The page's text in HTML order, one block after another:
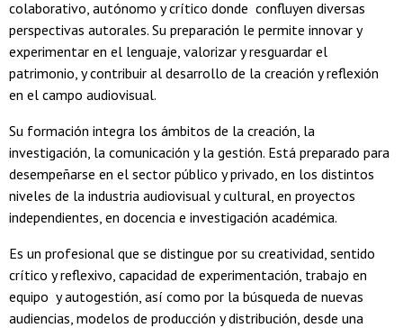
colaborativo, autónomo y crítico donde confluyen diversas
perspectivas autorales. Su preparación le permite innovar y
experimentar en el lenguaje, valorizar y resguardar el
patrimonio, y contribuir al desarrollo de la creación y reflexión
en el campo audiovisual.
Su formación integra los ámbitos de la creación, la
investigación, la comunicación y la gestión. Está preparado para
desempeñarse en el sector público y privado, en los distintos
niveles de la industria audiovisual y cultural, en proyectos
independientes, en docencia e investigación académica.
Es un profesional que se distingue por su creatividad, sentido
crítico y reflexivo, capacidad de experimentación, trabajo en
equipo y autogestión, así como por la búsqueda de nuevas
audiencias, modelos de producción y distribución, desde una